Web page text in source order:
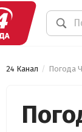
24 Канал Погода